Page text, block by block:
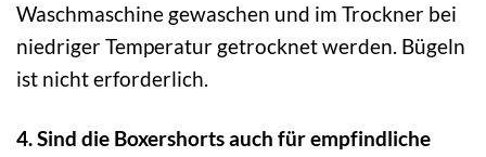
Waschmaschine gewaschen und im Trockner bei
niedriger Temperatur getrocknet werden. Bügeln
ist nicht erforderlich.
4. Sind die Boxershorts auch für empfindliche